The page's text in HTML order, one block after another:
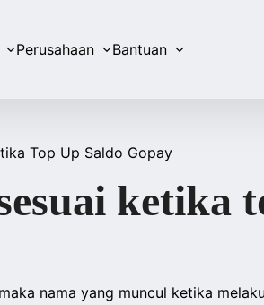
Perusahaan Bantuan
Top Up Saldo Gopay
ketika
maka nama yang muncul ketika